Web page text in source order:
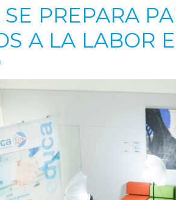
PREPARA
A LA LABOR